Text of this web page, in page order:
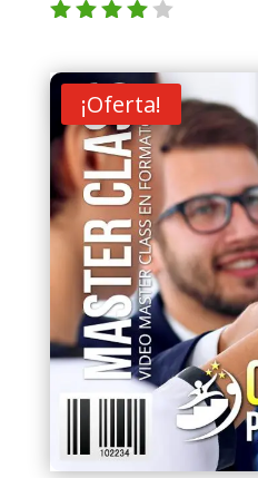
4.00de
5 en
base a
valoraci
ón de
un
cliente
¡Oferta!